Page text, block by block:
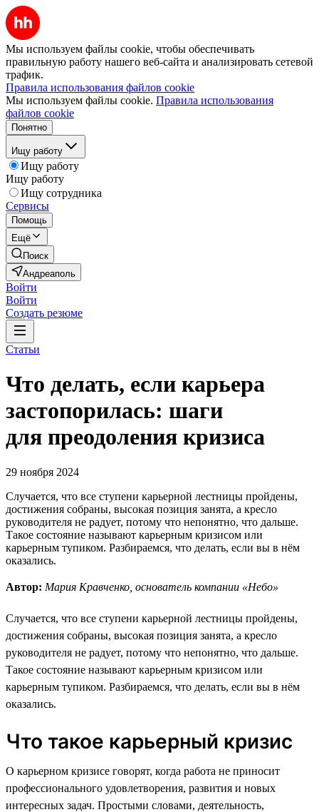
Мы используем файлы cookie, чтобы обеспечивать
правильную работу нашего веб-сайта и анализировать сетевой
трафик.
Правила использования файлов cookie
Мы используем файлы cookie. Правила использования
файлов cookie
Понятно
Ищу работу
Ищу работу
Ищу работу
Ищу сотрудника
Сервисы
Помощь
Ещё
Поиск
Андреаполь
Войти
Войти
Создать резюме
Статьи
Что делать, если карьера
застопорилась: шаги
для преодоления кризиса
29 ноября 2024
Случается, что все ступени карьерной лестницы пройдены,
достижения собраны, высокая позиция занята, а кресло
руководителя не радует, потому что непонятно, что дальше.
Такое состояние называют карьерным кризисом или
карьерным тупиком. Разбираемся, что делать, если вы в нём
оказались.
Автор: Мария Кравченко, основатель компании «Небо»
Случается, что все ступени карьерной лестницы пройдены,
достижения собраны, высокая позиция занята, а кресло
руководителя не радует, потому что непонятно, что дальше.
Такое состояние называют карьерным кризисом или
карьерным тупиком. Разбираемся, что делать, если вы в нём
оказались.
Что такое карьерный кризис
О карьерном кризисе говорят, когда работа не приносит
профессионального удовлетворения, развития и новых
интересных задач. Простыми словами, деятельность,